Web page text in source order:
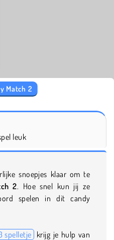
Match 2
leuk
snoepjes klaar om te
2. Hoe snel kun jij ze
spelen in dit candy
spelletje krijg je hulp van